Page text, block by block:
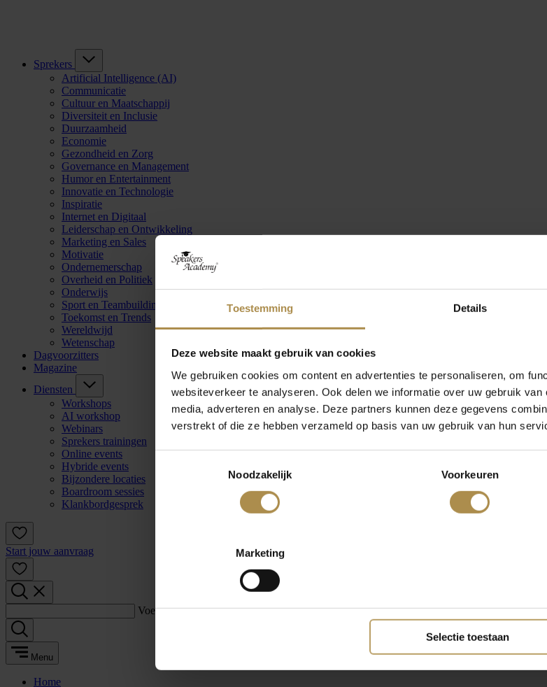
Toestemming Details
Deze website maakt gebruik van cookies
We gebruiken cookies om content en advertenties te personaliseren, om
websiteverkeer te analyseren. Ook delen we informatie over uw gebruik
media, adverteren en analyse. Deze partners kunnen deze gegevens
verstrekt of die ze hebben verzameld op basis van uw gebruik van hun
Noodzakelijk
Voorkeuren
Marketing
Selectie toestaan
Sprekers
Artificial Intelligence (AI)
Communicatie
Cultuur en Maatschappij
Diversiteit en Inclusie
Duurzaamheid
Economie
Gezondheid en Zorg
Governance en Management
Humor en Entertainment
Innovatie en Technologie
Inspiratie
Internet en Digitaal
Leiderschap en Ontwikkeling
Marketing en Sales
Motivatie
Ondernemerschap
Overheid en Politiek
Onderwijs
Sport en Teambuilding
Toekomst en Trends
Wereldwijd
Wetenschap
Dagvoorzitters
Magazine
Diensten
Workshops
AI workshop
Webinars
Sprekers trainingen
Online events
Hybride events
Bijzondere locaties
Boardroom sessies
Klankbordgesprek
Start jouw aanvraag
Voer een zoekterm in:
Menu
Home